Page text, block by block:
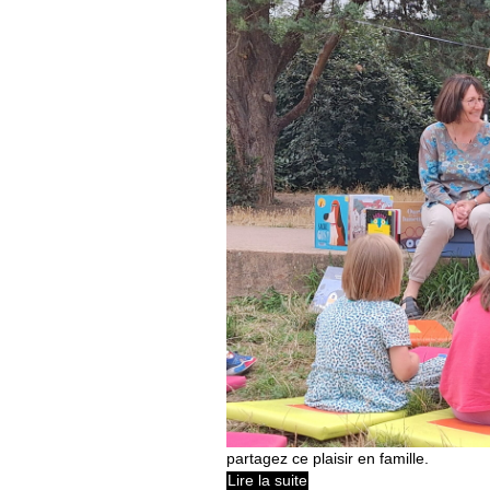
partagez ce plaisir en famille.
Lire la suite